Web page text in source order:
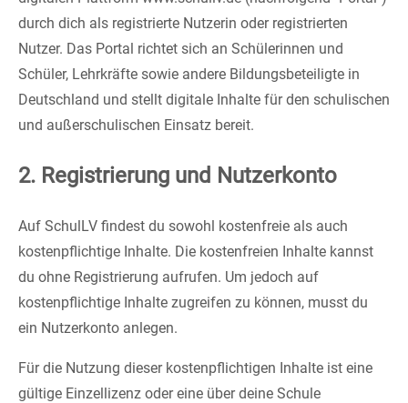
durch dich als registrierte Nutzerin oder registrierten
Nutzer. Das Portal richtet sich an Schülerinnen und
Schüler, Lehrkräfte sowie andere Bildungsbeteiligte in
Deutschland und stellt digitale Inhalte für den schulischen
und außerschulischen Einsatz bereit.
2. Registrierung und Nutzerkonto
Auf SchulLV findest du sowohl kostenfreie als auch
kostenpflichtige Inhalte. Die kostenfreien Inhalte kannst
du ohne Registrierung aufrufen. Um jedoch auf
kostenpflichtige Inhalte zugreifen zu können, musst du
ein Nutzerkonto anlegen.
Für die Nutzung dieser kostenpflichtigen Inhalte ist eine
gültige Einzellizenz oder eine über deine Schule